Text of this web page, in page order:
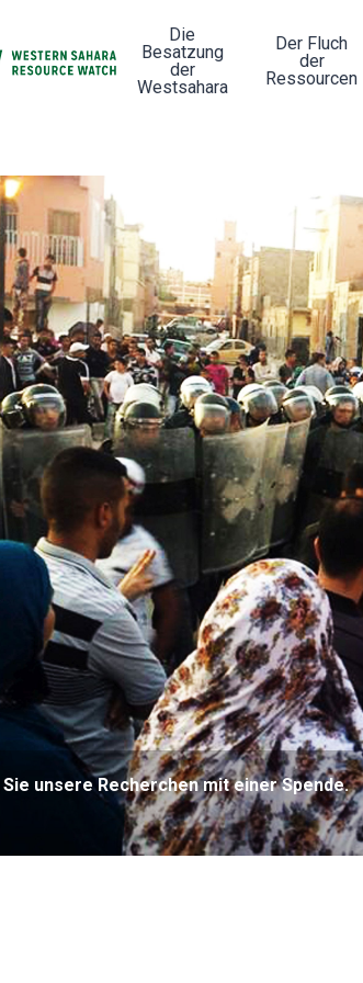
Die
Besatzung
der
Westsahara
Der Fluch
der
Ressourcen
unsere Recherchen mit einer Spende.